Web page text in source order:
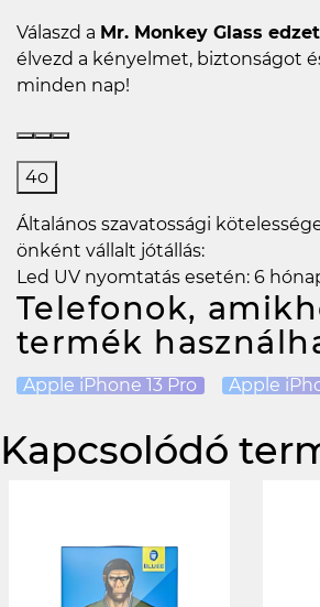
Válaszd a Mr. Monkey Glass
élvezd a kényelmet, biztonságot
minden nap!
4o
Általános szavatossági
önként vállalt jótállás:
Led UV nyomtatás esetén: 6
Telefonok,
termék
Apple iPhone 13 Pro Apple
Kapcsolódó